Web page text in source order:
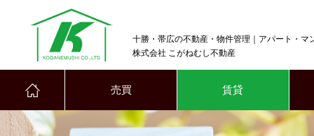
十勝・帯広の不動産・物件管理｜アパート・マ
株式会社 こがねむし不動産
売買 賃貸